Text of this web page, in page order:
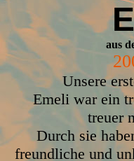
aus
Unsere
Emeli war ein
treuer
Durch sie
freundliche und